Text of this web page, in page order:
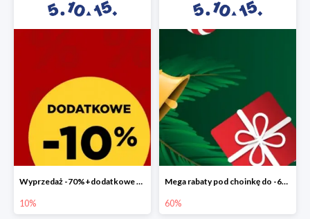
Wyprzedaż -70%+dodatkowe 10%
10%
Mega rabaty pod choinkę do -60%
60%